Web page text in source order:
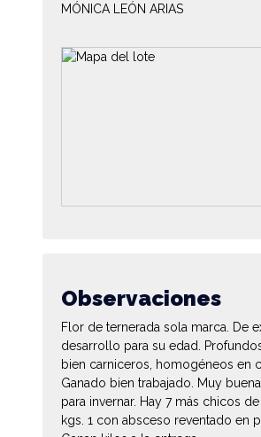
MÓNICA LEÓN ARIAS
Observaciones
Flor de ternerada sola marca. De
desarrollo para su edad.
bien carniceros, homogéneos en
Ganado bien trabajado. Muy
para invernar. Hay 7 más chicos
kgs. 1 con absceso reventado en